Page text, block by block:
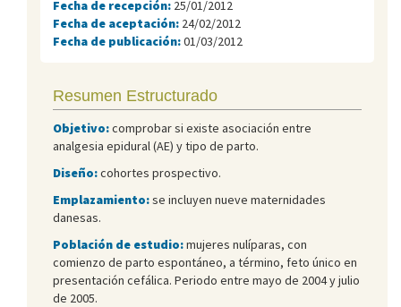
Fecha de recepción: 25/01/2012
Fecha de aceptación: 24/02/2012
Fecha de publicación:01/03/2012
Resumen Estructurado
Objetivo:comprobar si existe asociación entre
analgesia epidural (AE) y tipo de parto.
Diseño:cohortes prospectivo.
Emplazamiento:se incluyen nueve maternidades
danesas.
Población de estudio:mujeres nulíparas, con
comienzo de parto espontáneo, a término, feto único en
presentación cefálica. Periodo entre mayo de 2004 y julio
de 2005.